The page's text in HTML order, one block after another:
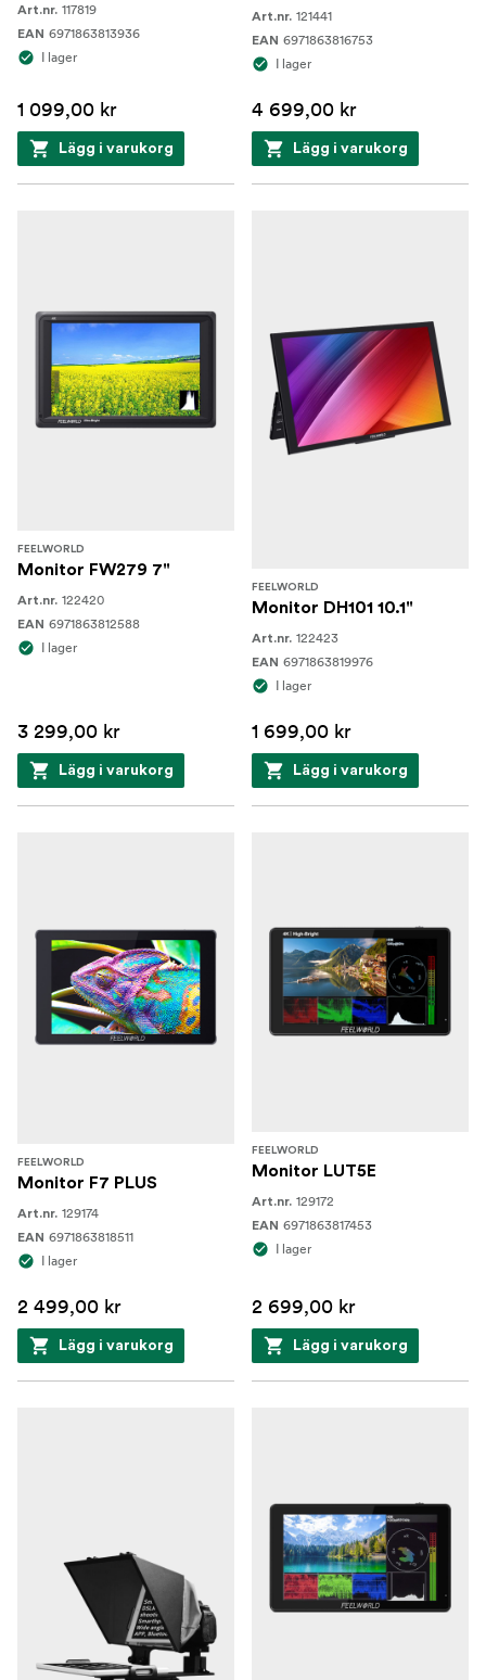
Art.nr. 117819
EAN 6971863813936
I lager
1 099,00 kr
Lägg i varukorg
Art.nr. 121441
EAN 6971863816753
I lager
4 699,00 kr
Lägg i varukorg
FEELWORLD
Monitor FW279 7"
Art.nr. 122420
EAN 6971863812588
I lager
3 299,00 kr
Lägg i varukorg
FEELWORLD
Monitor DH101 10.1"
Art.nr. 122423
EAN 6971863819976
I lager
1 699,00 kr
Lägg i varukorg
FEELWORLD
Monitor F7 PLUS
Art.nr. 129174
EAN 6971863818511
I lager
2 499,00 kr
Lägg i varukorg
FEELWORLD
Monitor LUT5E
Art.nr. 129172
EAN 6971863817453
I lager
2 699,00 kr
Lägg i varukorg